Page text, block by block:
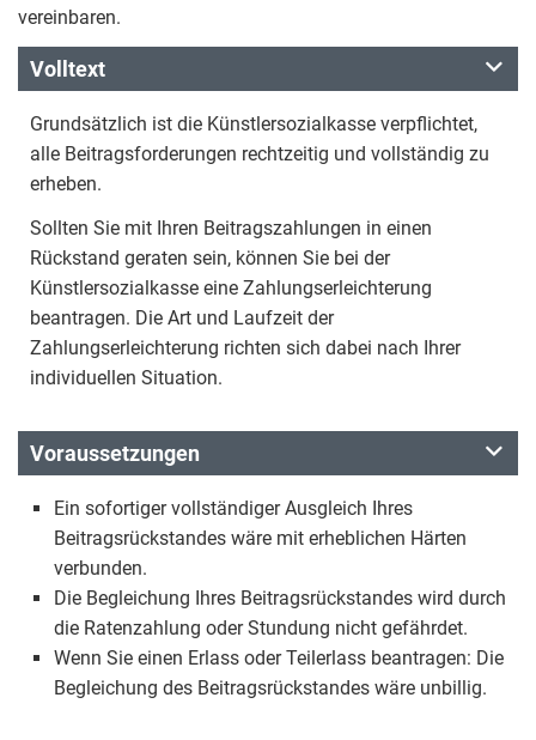
vereinbaren.
Volltext
Grundsätzlich ist die Künstlersozialkasse verpflichtet,
alle Beitragsforderungen rechtzeitig und vollständig zu
erheben.
Sollten Sie mit Ihren Beitragszahlungen in einen
Rückstand geraten sein, können Sie bei der
Künstlersozialkasse eine Zahlungserleichterung
beantragen. Die Art und Laufzeit der
Zahlungserleichterung richten sich dabei nach Ihrer
individuellen Situation.
Voraussetzungen
Ein sofortiger vollständiger Ausgleich Ihres
Beitragsrückstandes wäre mit erheblichen Härten
verbunden.
Die Begleichung Ihres Beitragsrückstandes wird durch
die Ratenzahlung oder Stundung nicht gefährdet.
Wenn Sie einen Erlass oder Teilerlass beantragen: Die
Begleichung des Beitragsrückstandes wäre unbillig.